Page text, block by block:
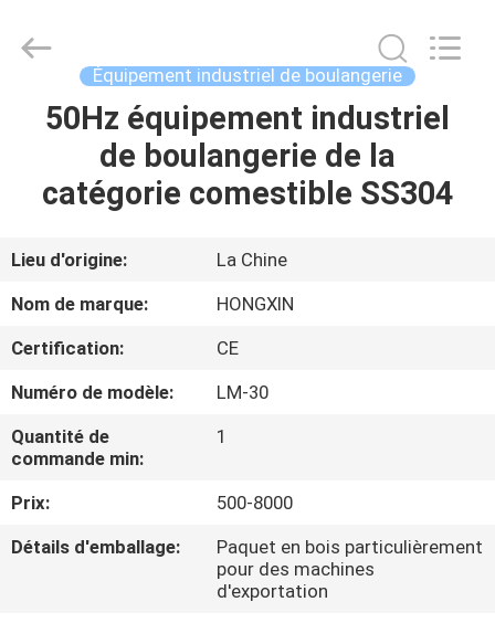
MAISON
PRODUITS
LE
VR
PROPOS
DE
Food
Machinery
Reserved.
Équipement industriel de boulangerie
50Hz équipement industriel
de boulangerie de la
catégorie comestible SS304
Lieu d'origine:
La Chine
Nom de marque:
HONGXIN
Certification:
CE
Numéro de modèle:
LM-30
Quantité de
commande min:
1
Prix:
500-8000
Détails d'emballage:
Paquet en bois particulièrement
pour des machines
d'exportation